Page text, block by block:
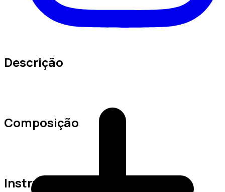
Descrição
Composição
Instruções de Lavagem